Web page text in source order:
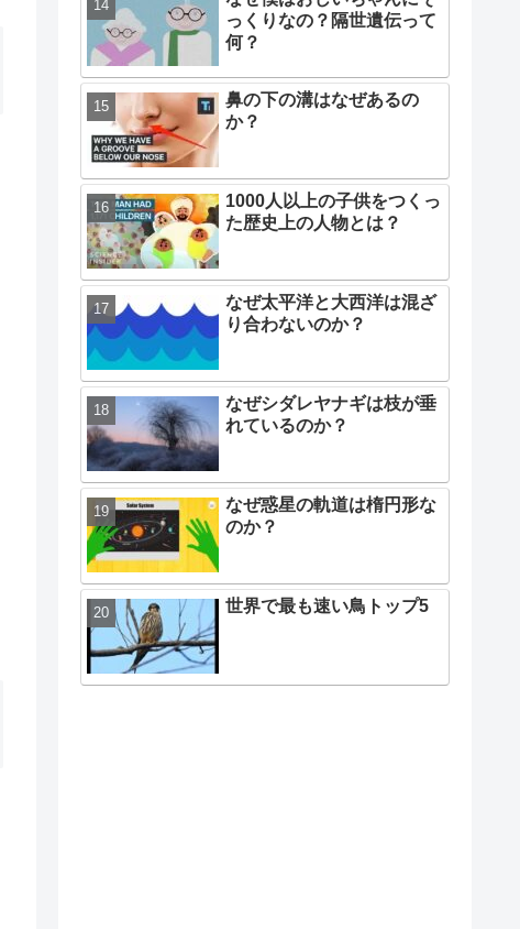
っくりなの？隔世遺伝って
何？
鼻の下の溝はなぜあるの
か？
1000人以上の子供をつくっ
た歴史上の人物とは？
なぜ太平洋と大西洋は混ざ
り合わないのか？
なぜシダレヤナギは枝が垂
れているのか？
なぜ惑星の軌道は楕円形な
のか？
世界で最も速い鳥トップ5